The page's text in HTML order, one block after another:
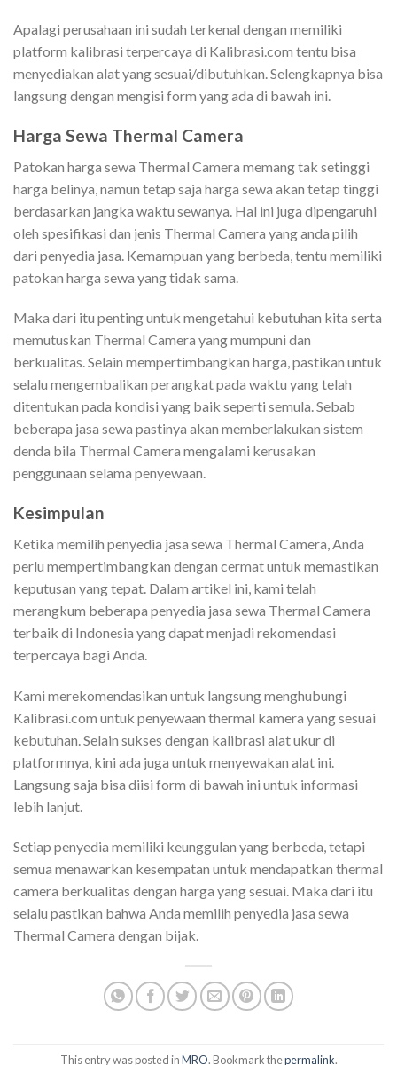
Apalagi perusahaan ini sudah terkenal dengan memiliki
platform kalibrasi terpercaya di Kalibrasi.com tentu bisa
menyediakan alat yang sesuai/dibutuhkan. Selengkapnya bisa
langsung dengan mengisi form yang ada di bawah ini.
Harga Sewa Thermal Camera
Patokan harga sewa Thermal Camera memang tak setinggi
harga belinya, namun tetap saja harga sewa akan tetap tinggi
berdasarkan jangka waktu sewanya. Hal ini juga dipengaruhi
oleh spesifikasi dan jenis Thermal Camera yang anda pilih
dari penyedia jasa. Kemampuan yang berbeda, tentu memiliki
patokan harga sewa yang tidak sama.
Maka dari itu penting untuk mengetahui kebutuhan kita serta
memutuskan Thermal Camera yang mumpuni dan
berkualitas. Selain mempertimbangkan harga, pastikan untuk
selalu mengembalikan perangkat pada waktu yang telah
ditentukan pada kondisi yang baik seperti semula. Sebab
beberapa jasa sewa pastinya akan memberlakukan sistem
denda bila Thermal Camera mengalami kerusakan
penggunaan selama penyewaan.
Kesimpulan
Ketika memilih penyedia jasa sewa Thermal Camera, Anda
perlu mempertimbangkan dengan cermat untuk memastikan
keputusan yang tepat. Dalam artikel ini, kami telah
merangkum beberapa penyedia jasa sewa Thermal Camera
terbaik di Indonesia yang dapat menjadi rekomendasi
terpercaya bagi Anda.
Kami merekomendasikan untuk langsung menghubungi
Kalibrasi.com untuk penyewaan thermal kamera yang sesuai
kebutuhan. Selain sukses dengan kalibrasi alat ukur di
platformnya, kini ada juga untuk menyewakan alat ini.
Langsung saja bisa diisi form di bawah ini untuk informasi
lebih lanjut.
Setiap penyedia memiliki keunggulan yang berbeda, tetapi
semua menawarkan kesempatan untuk mendapatkan thermal
camera berkualitas dengan harga yang sesuai. Maka dari itu
selalu pastikan bahwa Anda memilih penyedia jasa sewa
Thermal Camera dengan bijak.
This entry was posted inMRO. Bookmark thepermalink.